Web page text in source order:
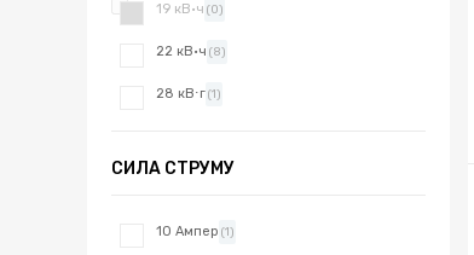
19 кВ·ч (0)
22 кВ·ч (8)
28 кВ⋅г(1)
СИЛА СТРУМУ
10 Ампер (1)